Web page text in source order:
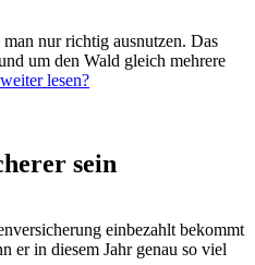
nur richtig ausnutzen. Das
um den Wald gleich mehrere
weiter lesen?
sein
einbezahlt bekommt
er in diesem Jahr genau so viel